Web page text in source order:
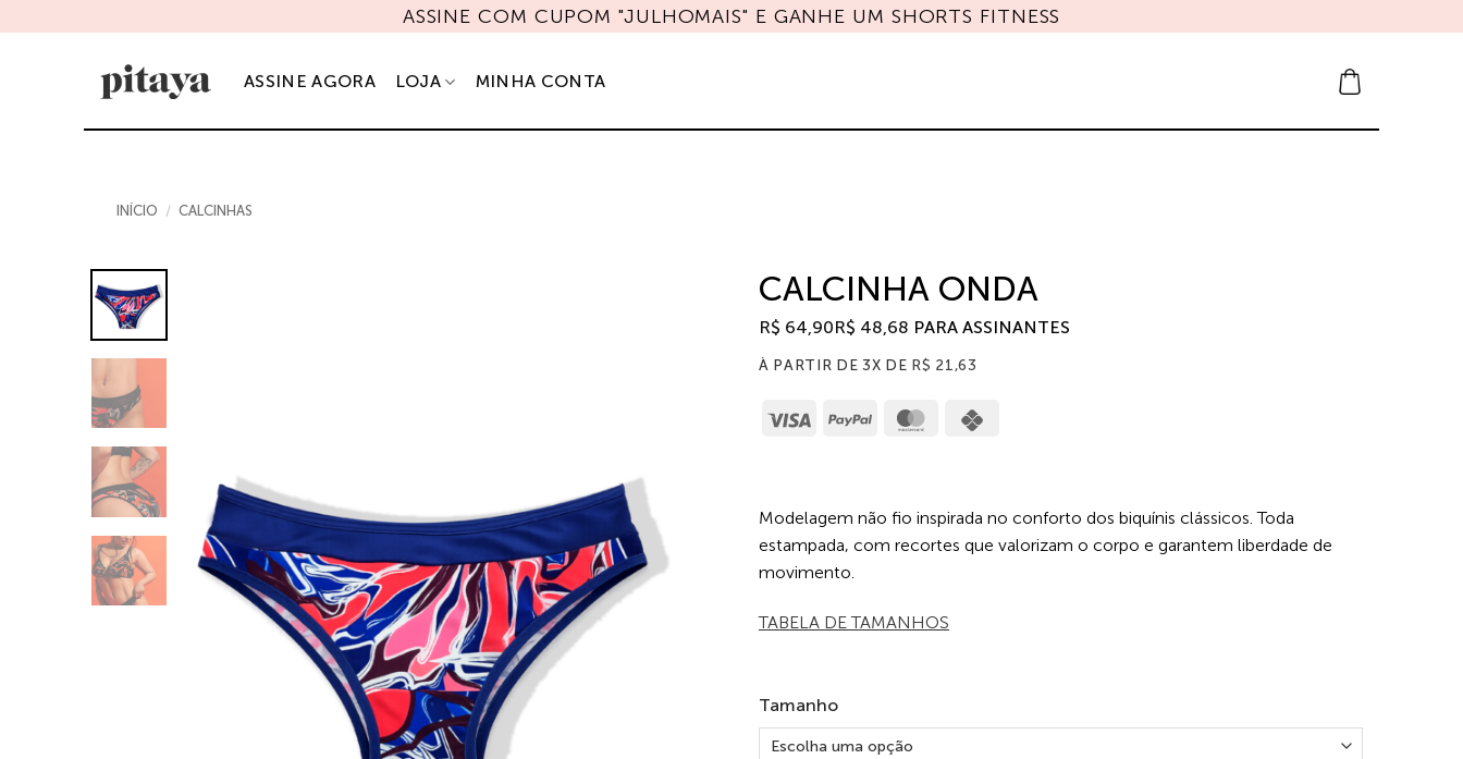
to
ASSINE COM CUPOM "JULHOMAIS" E GANHE UM SHORTS FITNESS
ASSINE AGORA LOJA MINHA CONTA
INÍCIO / CALCINHAS
CALCINHA ONDA
R$ 64,90R$ 48,68 PARA ASSINANTES
À PARTIR DE 3X DE R$ 21,63
Visa PayPal MasterCard
Modelagem não fio inspirada no conforto dos biquínis clássicos. Toda
estampada, com recortes que valorizam o corpo e garantem liberdade de
movimento.
TABELA DE TAMANHOS
Tamanho